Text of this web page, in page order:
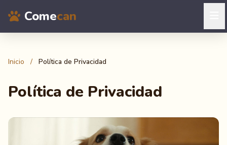
Comecan
Inicio / Política de Privacidad
Política de Privacidad